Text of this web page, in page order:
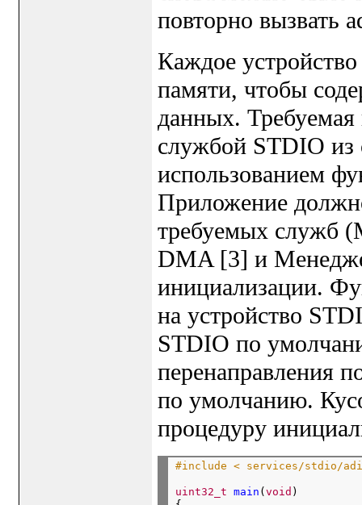
повторно вызвать
Каждое
памяти, чтобы
данных. Требуемая
службой STDIO из
использованием
Приложение
требуемых служб
DMA [3] и
инициализации.
на устройство
STDIO по
перенаправления
по умолчанию.
процедуру
#include < services/stdio/
uint32_t main ( void )